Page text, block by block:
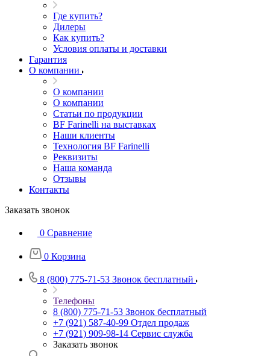
Где купить?
Дилеры
Как купить?
Условия оплаты и доставки
Гарантия
О компании
О компании
О компании
Статьи по продукции
BF Farinelli на выставках
Наши клиенты
Технология BF Farinelli
Реквизиты
Наша команда
Отзывы
Контакты
Заказать звонок
0 Сравнение
0 Корзина
8 (800) 775-71-53 Звонок бесплатный
Телефоны
8 (800) 775-71-53 Звонок бесплатный
+7 (921) 587-40-99 Отдел продаж
+7 (921) 909-98-14 Сервис служба
Заказать звонок